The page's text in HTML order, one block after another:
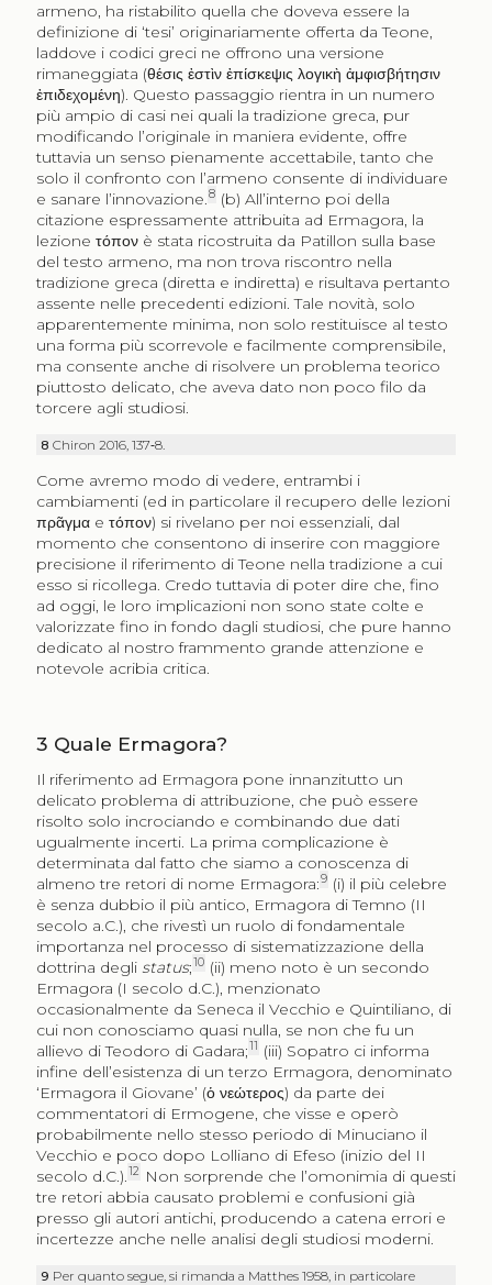
armeno, ha ristabilito quella che doveva essere la
definizione di ‘tesi’ originariamente offerta da Teone,
laddove i codici greci ne offrono una versione
rimaneggiata (θέσις ἐστὶν ἐπίσκεψις λογικὴ ἀμφισβήτησιν
ἐπιδεχομένη). Questo passaggio rientra in un numero
più ampio di casi nei quali la tradizione greca, pur
modificando l’originale in maniera evidente, offre
tuttavia un senso pienamente accettabile, tanto che
solo il confronto con l’armeno consente di individuare
e sanare l’innovazione.8 (b) All’interno poi della
citazione espressamente attribuita ad Ermagora, la
lezione τόπονè stata ricostruita da Patillon sulla base
del testo armeno, ma non trova riscontro nella
tradizione greca (diretta e indiretta) e risultava pertanto
assente nelle precedenti edizioni. Tale novità, solo
apparentemente minima, non solo restituisce al testo
una forma più scorrevole e facilmente comprensibile,
ma consente anche di risolvere un problema teorico
piuttosto delicato, che aveva dato non poco filo da
torcere agli studiosi.
8Chiron 2016, 137‑8.
Come avremo modo di vedere, entrambi i
cambiamenti (ed in particolare il recupero delle lezioni
πρᾶγμαe τόπον) si rivelano per noi essenziali, dal
momento che consentono di inserire con maggiore
precisione il riferimento di Teone nella tradizione a cui
esso si ricollega. Credo tuttavia di poter dire che, fino
ad oggi, le loro implicazioni non sono state colte e
valorizzate fino in fondo dagli studiosi, che pure hanno
dedicato al nostro frammento grande attenzione e
notevole acribia critica.
3 Quale Ermagora?
Il riferimento ad Ermagora pone innanzitutto un
delicato problema di attribuzione, che può essere
risolto solo incrociando e combinando due dati
ugualmente incerti. La prima complicazione è
determinata dal fatto che siamo a conoscenza di
almeno tre retori di nome Ermagora:9 (i) il più celebre
è senza dubbio il più antico, Ermagora di Temno (II
secolo a.C.), che rivestì un ruolo di fondamentale
importanza nel processo di sistematizzazione della
dottrina degli status;10 (ii) meno noto è un secondo
Ermagora (I secolo d.C.), menzionato
occasionalmente da Seneca il Vecchio e Quintiliano, di
cui non conosciamo quasi nulla, se non che fu un
allievo di Teodoro di Gadara;11 (iii) Sopatro ci informa
infine dell’esistenza di un terzo Ermagora, denominato
‘Ermagora il Giovane’ (ὁ νεώτερος) da parte dei
commentatori di Ermogene, che visse e operò
probabilmente nello stesso periodo di Minuciano il
Vecchio e poco dopo Lolliano di Efeso (inizio del II
secolo d.C.).12
Non sorprende che l’omonimia di questi
tre retori abbia causato problemi e confusioni già
presso gli autori antichi, producendo a catena errori e
incertezze anche nelle analisi degli studiosi moderni.
9 Per quanto segue, si rimanda a Matthes 1958, in particolare